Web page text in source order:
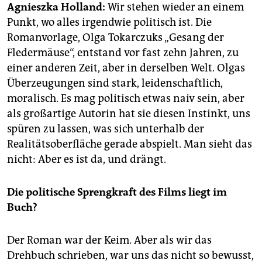
Agnieszka Holland: Wir stehen wieder an einem
Punkt, wo alles irgendwie politisch ist. Die
Romanvorlage, Olga Tokarczuks „Gesang der
Fledermäuse“, entstand vor fast zehn Jahren, zu
einer anderen Zeit, aber in derselben Welt. Olgas
Überzeugungen sind stark, leidenschaftlich,
moralisch. Es mag politisch etwas naiv sein, aber
als großartige Autorin hat sie diesen Instinkt, uns
spüren zu lassen, was sich unterhalb der
Realitätsoberfläche gerade abspielt. Man sieht das
nicht: Aber es ist da, und drängt.
Die politische Sprengkraft des Films liegt im
Buch?
Der Roman war der Keim. Aber als wir das
Drehbuch schrieben, war uns das nicht so bewusst,